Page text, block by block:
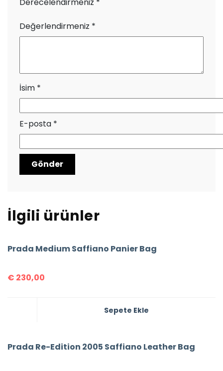
Derecelendirmeniz *
Değerlendirmeniz *
İsim *
E-posta *
İlgili ürünler
Prada Medium Saffiano Panier Bag
€ 230,00
Sepete Ekle
Prada Re-Edition 2005 Saffiano Leather Bag